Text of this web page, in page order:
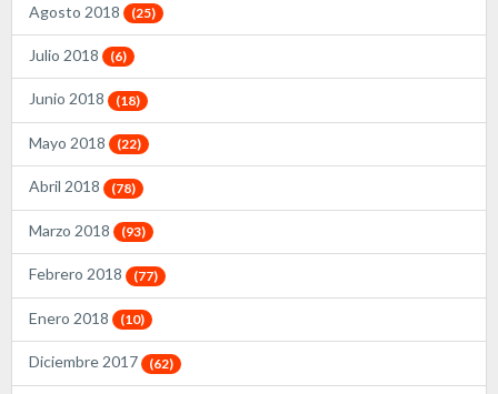
Agosto 2018 (25)
Julio 2018 (6)
Junio 2018 (18)
Mayo 2018 (22)
Abril 2018 (78)
Marzo 2018 (93)
Febrero 2018 (77)
Enero 2018 (10)
Diciembre 2017 (62)